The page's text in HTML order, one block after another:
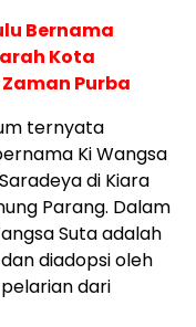
Bernama
Kota
Purba
ternyata
Ki Wangsa
di Kiara
Parang. Dalam
Suta adalah
diadopsi oleh
dari